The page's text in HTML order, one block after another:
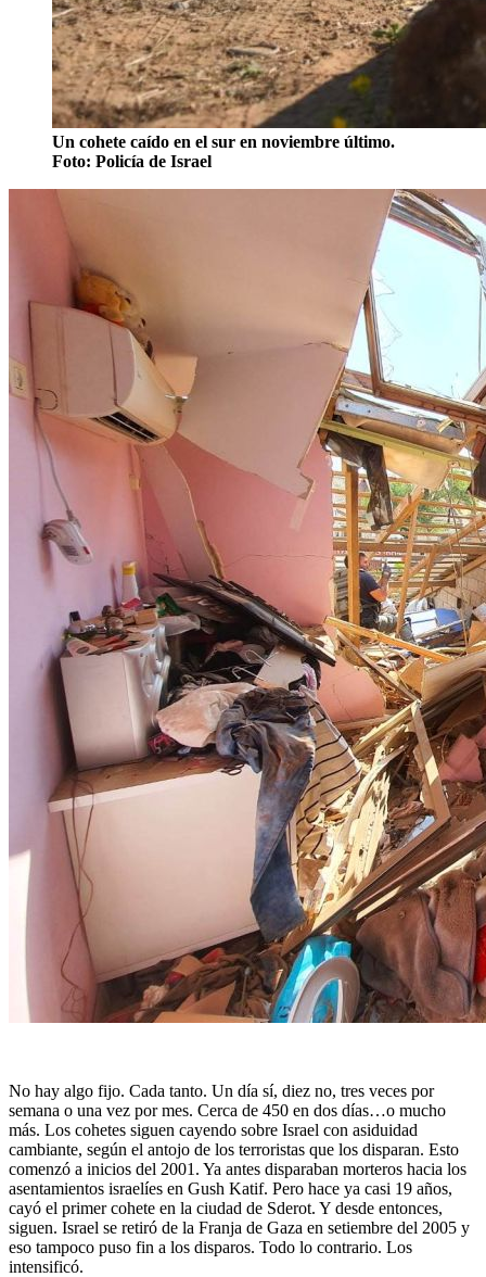
Un cohete caído en el sur en noviembre último.
Foto: Policía de Israel
No hay algo fijo. Cada tanto. Un día sí, diez no, tres veces por
semana o una vez por mes. Cerca de 450 en dos días…o mucho
más. Los cohetes siguen cayendo sobre Israel con asiduidad
cambiante, según el antojo de los terroristas que los disparan. Esto
comenzó a inicios del 2001. Ya antes disparaban morteros hacia los
asentamientos israelíes en Gush Katif. Pero hace ya casi 19 años,
cayó el primer cohete en la ciudad de Sderot. Y desde entonces,
siguen. Israel se retiró de la Franja de Gaza en setiembre del 2005 y
eso tampoco puso fin a los disparos. Todo lo contrario. Los
intensificó.